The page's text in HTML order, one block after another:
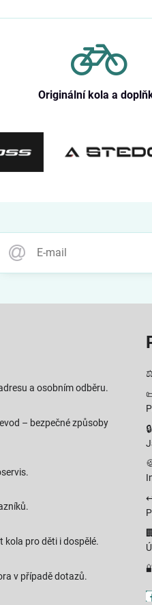
Originální kola a
a osobním odběru.
– bezpečné způsoby
kola pro děti i dospělé.
v případě dotazů.